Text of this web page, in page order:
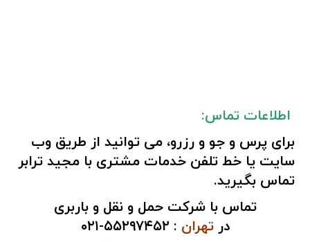
اطلاعات تماس:
برای پرس و جو و رزرو، می توانید از طریقوب
سایت یاخط تلفن خدمات مشتری با مجید ترابر
تماس بگیرید.
تماس با شرکت حمل و نقل و باربری
درتهران :